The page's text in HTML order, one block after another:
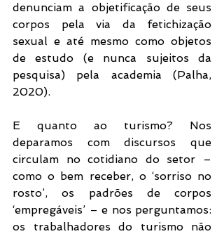
denunciam a objetificação de seus
corpos pela via da fetichização
sexual e até mesmo como objetos
de estudo (e nunca sujeitos da
pesquisa) pela academia (Palha,
2020).
E quanto ao turismo? Nos
deparamos com discursos que
circulam no cotidiano do setor –
como o bem receber, o ‘sorriso no
rosto’, os padrões de corpos
‘empregáveis’ – e nos perguntamos:
os trabalhadores do turismo não